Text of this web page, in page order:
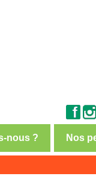
nous ? Nos